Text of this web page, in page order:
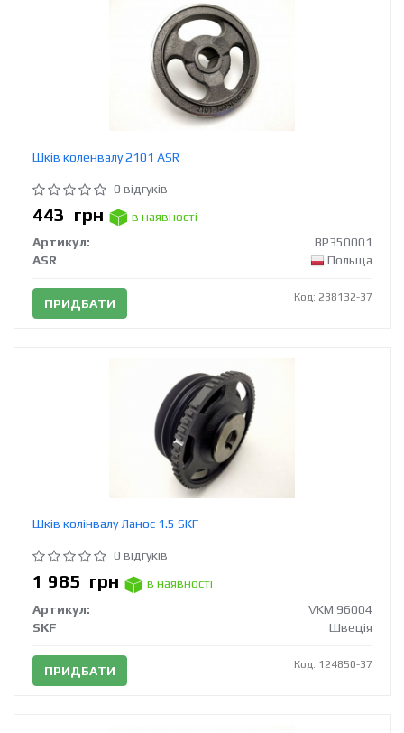
Шків коленвалу 2101 ASR
0 відгуків
443 грн
в наявності
Артикул:
BP350001
ASR
Польща
ПРИДБАТИ Код: 238132-37
Шків колінвалу Ланос 1.5 SKF
0 відгуків
1 985 грн
в наявності
Артикул:
VKM 96004
SKF
Швеція
ПРИДБАТИ Код: 124850-37